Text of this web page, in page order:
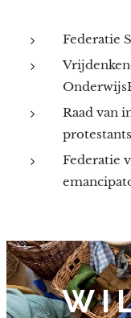
Federatie
Raad van
Federatie